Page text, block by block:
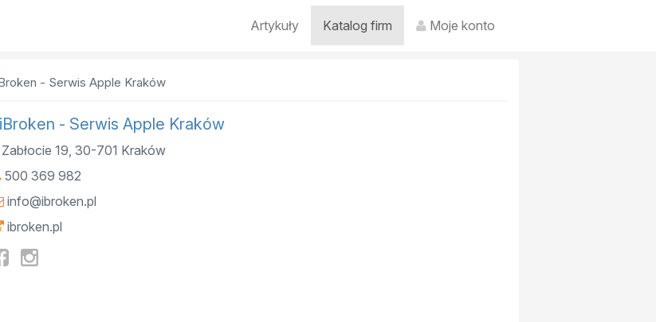
Artykuły Katalog firm Moje konto
- Serwis Apple Kraków
iBroken - Serwis Apple Kraków
Zabłocie 19,30-701 Kraków
500 369 982
info@ibroken.pl
ibroken.pl